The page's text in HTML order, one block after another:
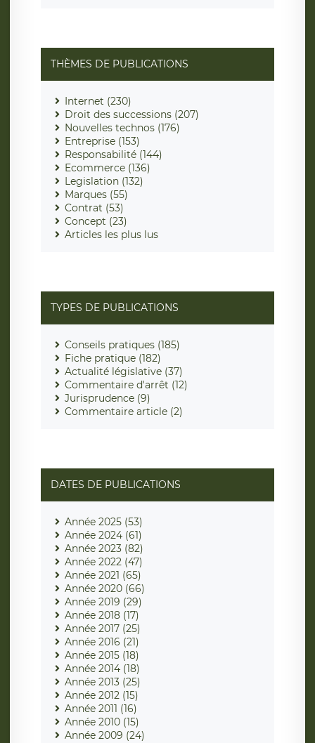
THÈMES DE PUBLICATIONS
Internet (230)
Droit des successions (207)
Nouvelles technos (176)
Entreprise (153)
Responsabilité (144)
Ecommerce (136)
Legislation (132)
Marques (55)
Contrat (53)
Concept (23)
Articles les plus lus
TYPES DE PUBLICATIONS
Conseils pratiques (185)
Fiche pratique (182)
Actualité législative (37)
Commentaire d'arrêt (12)
Jurisprudence (9)
Commentaire article (2)
DATES DE PUBLICATIONS
Année 2025 (53)
Année 2024 (61)
Année 2023 (82)
Année 2022 (47)
Année 2021 (65)
Année 2020 (66)
Année 2019 (29)
Année 2018 (17)
Année 2017 (25)
Année 2016 (21)
Année 2015 (18)
Année 2014 (18)
Année 2013 (25)
Année 2012 (15)
Année 2011 (16)
Année 2010 (15)
Année 2009 (24)